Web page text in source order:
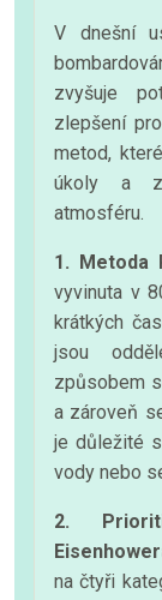
V dnešní
zvyšuje
zlepšení
metod,
úkoly a
atmosféru.
1. Metoda
vyvinuta v
krátkých
jsou
způsobem
a zároveň
je důležité
vody nebo
2.
na čtyři